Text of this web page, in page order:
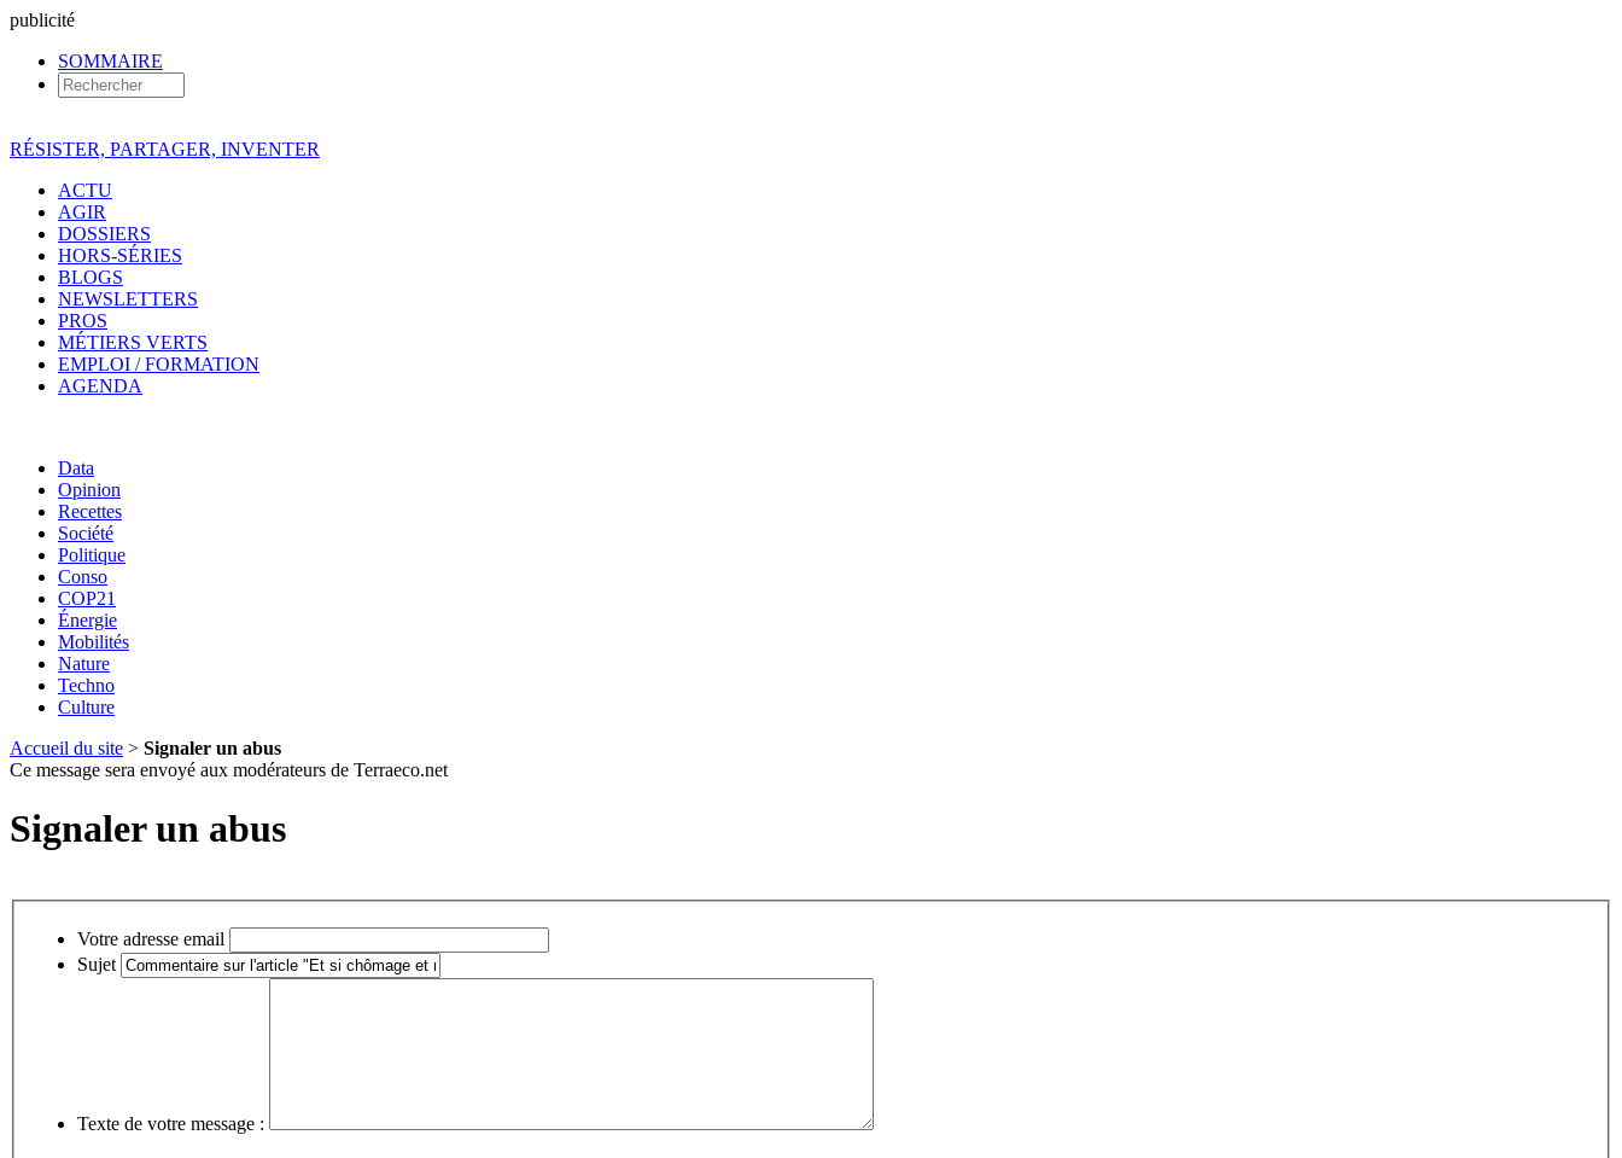
publicité
SOMMAIRE
RÉSISTER, PARTAGER, INVENTER
ACTU
AGIR
DOSSIERS
HORS-SÉRIES
BLOGS
NEWSLETTERS
PROS
MÉTIERS VERTS
EMPLOI / FORMATION
AGENDA
Data
Opinion
Recettes
Société
Politique
Conso
COP21
Énergie
Mobilités
Nature
Techno
Culture
Accueil du site > Signaler un abus
Ce message sera envoyé aux modérateurs de Terraeco.net
Signaler un abus
Votre adresse email
Sujet
Texte de votre message :